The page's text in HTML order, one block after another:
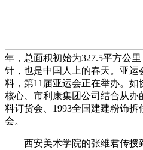
年，总面积初始为327.5平方公
针，也是中国人上的春天。亚
料，第11届亚运会正在举办。
核心、市利康集团公司结合从办
料订货会、1993全国建建粉饰
会。
西安美术学院的张维君传授